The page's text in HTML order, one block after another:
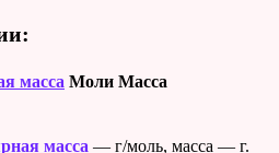
масса Моли Масса
масса — г/моль, масса — г.